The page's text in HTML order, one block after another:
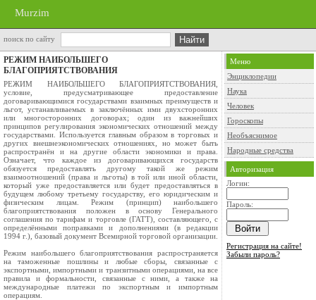
Murzim
поиск по сайту
РЕЖИМ НАИБОЛЬШЕГО
БЛАГОПРИЯТСТВОВАНИЯ
РЕЖИМ НАИБОЛЬШЕГО БЛАГОПРИЯТСТВОВАНИЯ,
условие, предусматривающее предоставление
договаривающимися государствами взаимных преимуществ и
льгот, устанавливаемых в заключённых ими двухсторонних
или многосторонних договорах; один из важнейших
принципов регулирования экономических отношений между
государствами. Используется главным образом в торговых и
других внешнеэкономических отношениях, но может быть
распространён и на другие области экономики и права.
Означает, что каждое из договаривающихся государств
обязуется предоставлять другому такой же режим
взаимоотношений (права и льготы) в той или иной области,
который уже предоставляется или будет предоставляться в
будущем любому третьему государству, его юридическим и
физическим лицам. Режим (принцип) наибольшего
благоприятствования положен в основу Генерального
соглашения по тарифам и торговле (ГАТТ), составляющего, с
определёнными поправками и дополнениями (в редакции
1994 г.), базовый документ Всемирной торговой организации.
Режим наибольшего благоприятствования распространяется
на таможенные пошлины и любые сборы, связанные с
экспортными, импортными и транзитными операциями, на все
правила и формальности, связанные с ними, а также на
международные платежи по экспортным и импортным
операциям.
Меню
Энциклопедии
Наука
Человек
Гороскопы
Необъяснимое
Народные средства
Авторизация
Логин:
Пароль:
Регистрация на сайте!
Забыли пароль?